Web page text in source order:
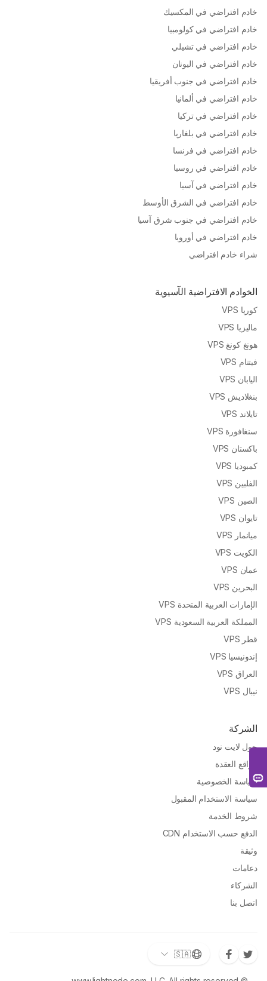
خادم افتراضي في المكسيك
خادم افتراضي في كولومبيا
خادم افتراضي في تشيلي
خادم افتراضي في اليونان
خادم افتراضي في جنوب أفريقيا
خادم افتراضي في ألمانيا
خادم افتراضي في تركيا
خادم افتراضي في بلغاريا
خادم افتراضي في فرنسا
خادم افتراضي في روسيا
خادم افتراضي في آسيا
خادم افتراضي في الشرق الأوسط
خادم افتراضي في جنوب شرق آسيا
خادم افتراضي في أوروبا
شراء خادم افتراضي
الخوادم الافتراضية الآسيوية
كوريا VPS
ماليزيا VPS
هونغ كونغ VPS
فيتنام VPS
اليابان VPS
بنغلاديش VPS
تايلاند VPS
سنغافورة VPS
باكستان VPS
كمبوديا VPS
الفلبين VPS
الصين VPS
تايوان VPS
ميانمار VPS
الكويت VPS
عمان VPS
البحرين VPS
الإمارات العربية المتحدة VPS
المملكة العربية السعودية VPS
قطر VPS
إندونيسيا VPS
العراق VPS
نيبال VPS
الشركة
حول لايت نود
مواقع العقدة
سياسة الخصوصية
سياسة الاستخدام المقبول
شروط الخدمة
الدفع حسب الاستخدام CDN
وثيقة
دعامات
الشركاء
اتصل بنا
🇸🇦